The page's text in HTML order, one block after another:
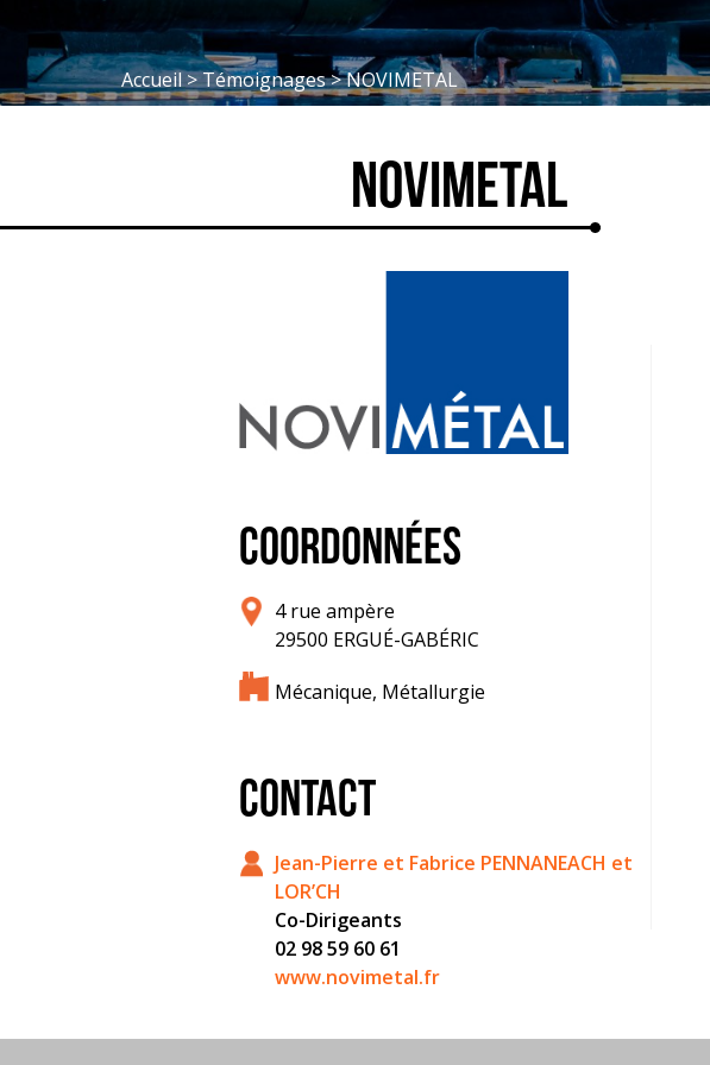
Accueil>Témoignages>NOVIMETAL
NOVIMETAL
COORDONNÉES
4 rue ampère
29500 ERGUÉ-GABÉRIC
Mécanique, Métallurgie
CONTACT
Jean-Pierre et Fabrice PENNANEACH et
LOR’CH
Co-Dirigeants
02 98 59 60 61
www.novimetal.fr